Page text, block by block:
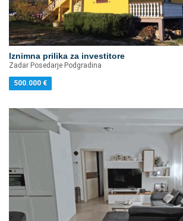
Iznimna prilika za investitore
Zadar Posedarje Podgradina
500.000 €